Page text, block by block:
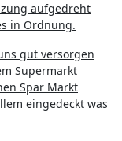
aufgedreht
in Ordnung.
gut versorgen
Supermarkt
Spar Markt
eingedeckt was